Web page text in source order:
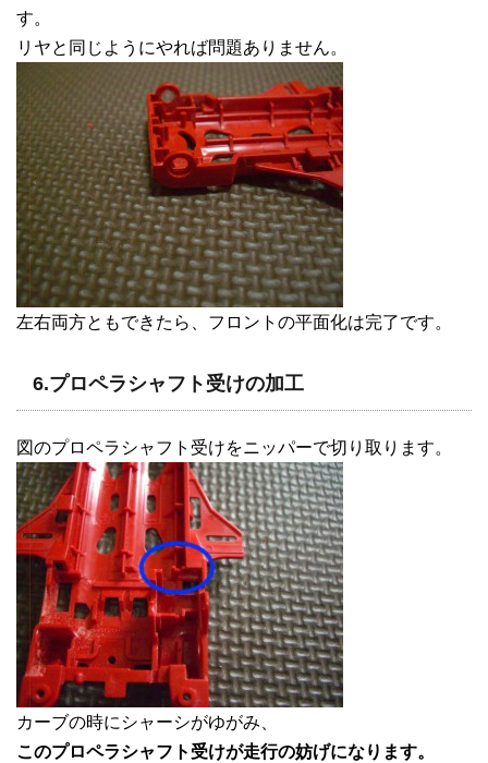
す。
リヤと同じようにやれば問題ありません。
左右両方ともできたら、フロントの平面化は完了です。
6.プロペラシャフト受けの加工
図のプロペラシャフト受けをニッパーで切り取ります。
カーブの時にシャーシがゆがみ、
このプロペラシャフト受けが走行の妨げになります。